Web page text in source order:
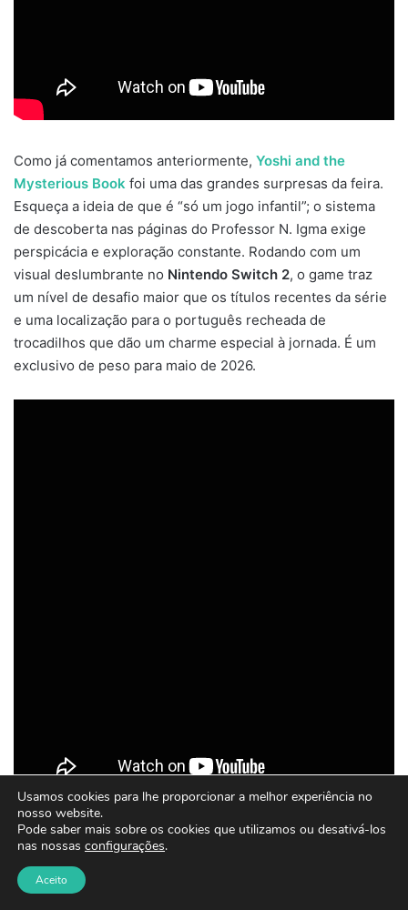
Como já comentamos anteriormente, Yoshi and the
Mysterious Book foi uma das grandes surpresas da feira.
Esqueça a ideia de que é “só um jogo infantil”; o sistema
de descoberta nas páginas do Professor N. Igma exige
perspicácia e exploração constante. Rodando com um
visual deslumbrante no Nintendo Switch 2, o game traz
um nível de desafio maior que os títulos recentes da série
e uma localização para o português recheada de
trocadilhos que dão um charme especial à jornada. É um
exclusivo de peso para maio de 2026.
NoSteam Deck, testamos o ousado
roguelike de luta desenvolvido por uma equipe canadense.
A mecânica de progressão é viciante: você navega por um
Usamos cookies para lhe proporcionar a melhor experiência no
nosso website.
Pode saber mais sobre os cookies que utilizamos ou desativá-los
nas nossas configurações.
Aceito